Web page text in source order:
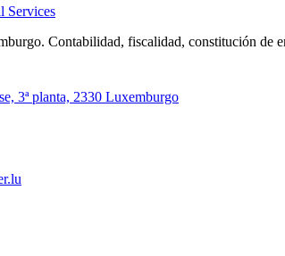
Services
Contabilidad, fiscalidad, constitución de
3ª planta, 2330 Luxemburgo